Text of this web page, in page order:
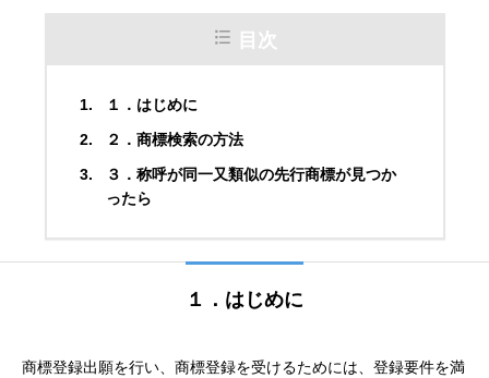
目次
１．はじめに
２．商標検索の方法
３．称呼が同一又類似の先行商標が見つか
ったら
１．はじめに
商標登録出願を行い、商標登録を受けるためには、登録要件を満